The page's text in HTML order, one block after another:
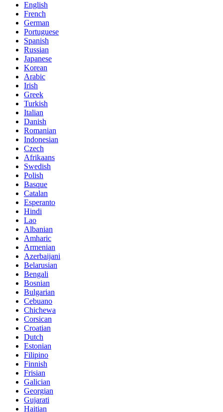
English
French
German
Portuguese
Spanish
Russian
Japanese
Korean
Arabic
Irish
Greek
Turkish
Italian
Danish
Romanian
Indonesian
Czech
Afrikaans
Swedish
Polish
Basque
Catalan
Esperanto
Hindi
Lao
Albanian
Amharic
Armenian
Azerbaijani
Belarusian
Bengali
Bosnian
Bulgarian
Cebuano
Chichewa
Corsican
Croatian
Dutch
Estonian
Filipino
Finnish
Frisian
Galician
Georgian
Gujarati
Haitian